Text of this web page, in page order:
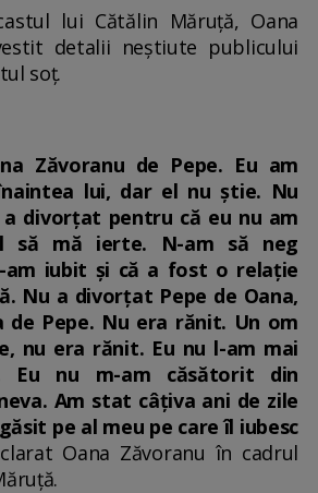
lui Cătălin Măruță, Oana
detalii neștiute publicului
soț.
Zăvoranu de Pepe. Eu am
lui, dar el nu știe. Nu
a divorțat pentru că eu nu am
să mă ierte. N-am să neg
am iubit și că a fost o relație
Nu a divorțat Pepe de Oana,
de Pepe. Nu era rănit. Un om
nu era rănit. Eu nu l-am mai
Eu nu m-am căsătorit din
Am stat câțiva ani de zile
pe al meu pe care îl iubesc
Oana Zăvoranu în cadrul